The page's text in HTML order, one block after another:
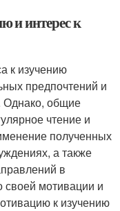
и интерес к
к изучению
предпочтений и
Однако, общие
чтение и
полученных
а также
в
своей мотивации и
к изучению